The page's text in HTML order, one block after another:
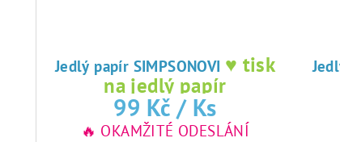
Jedlý papír SIMPSONOVI ♥ tisk
na jedlý papír
99 Kč / Ks
🔥 OKAMŽITÉ ODESLÁNÍ